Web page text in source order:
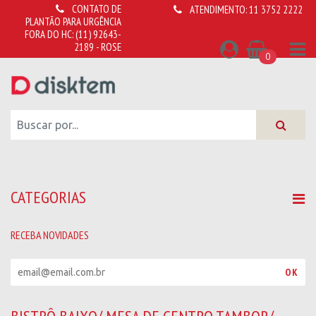
CONTATO DE
PLANTÃO PARA URGÊNCIA
FORA DO HC:(11) 92643-
2189 - ROSE
ATENDIMENTO:11 3752 2222
0
CATEGORIAS
RECEBA NOVIDADES
OK